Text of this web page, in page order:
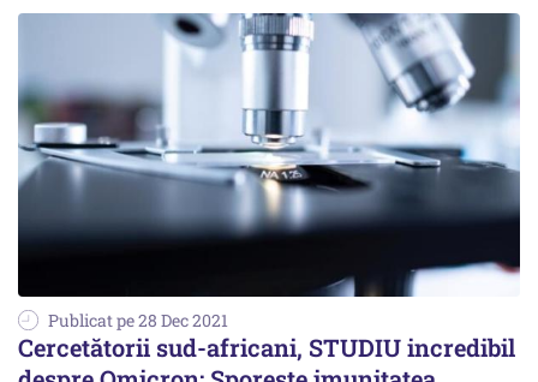
Publicat pe 28 Dec 2021
Cercetătorii sud-africani, STUDIU incredibil